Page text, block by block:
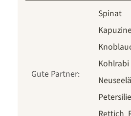
Gute Partner:
Spinat
Kohlrabi
Petersilie